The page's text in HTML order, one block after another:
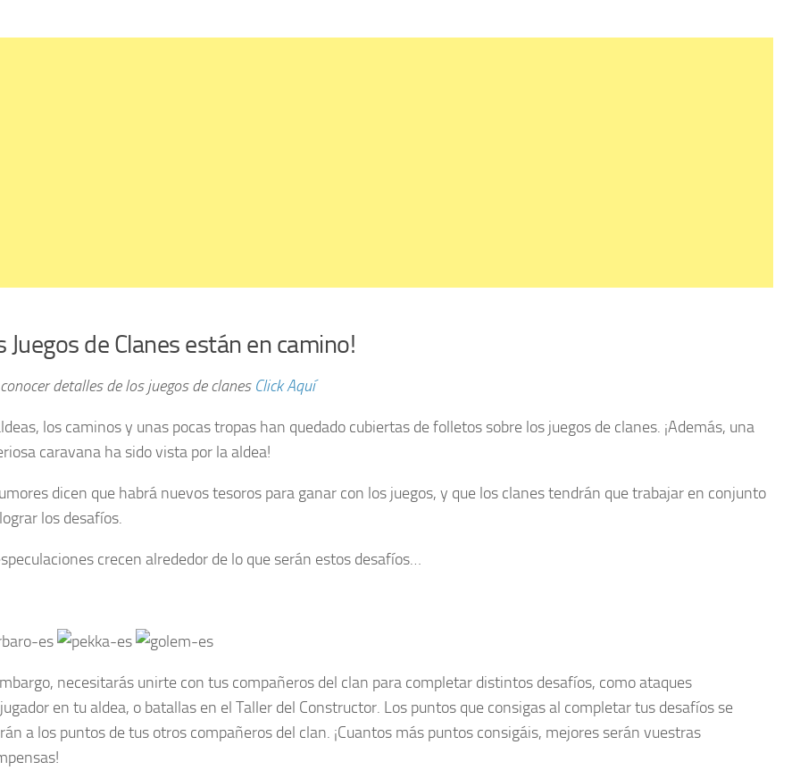
Juegos de Clanes están en camino!
detalles de los juegos de clanes Click Aquí
los caminos y unas pocas tropas han quedado cubiertas de folletos sobre los juegos de clanes. ¡Además, una
caravana ha sido vista por la aldea!
dicen que habrá nuevos tesoros para ganar con los juegos, y que los clanes tendrán que trabajar en conjunto
los desafíos.
crecen alrededor de lo que serán estos desafíos…
necesitarás unirte con tus compañeros del clan para completar distintos desafíos, como ataques
en tu aldea, o batallas en el Taller del Constructor. Los puntos que consigas al completar tus desafíos se
a los puntos de tus otros compañeros del clan. ¡Cuantos más puntos consigáis, mejores serán vuestras